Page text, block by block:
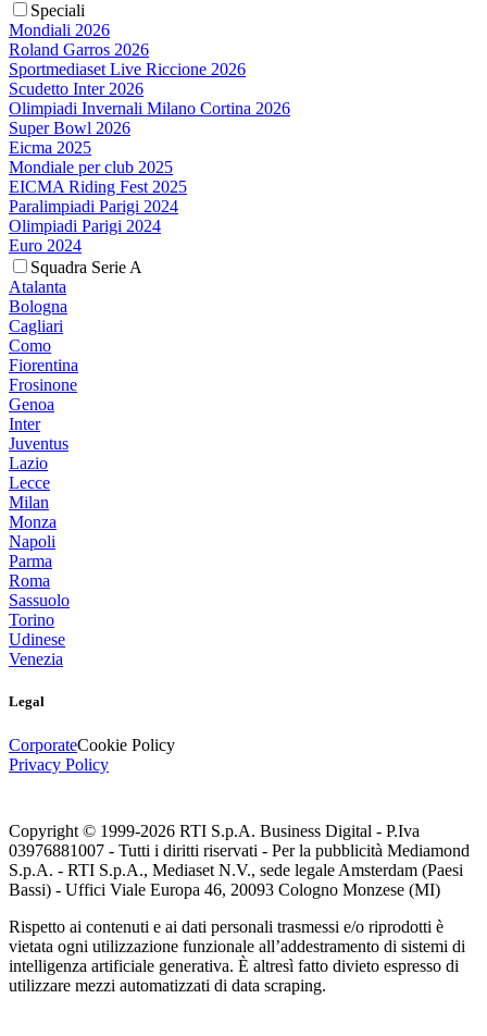
Speciali
Mondiali 2026
Roland Garros 2026
Sportmediaset Live Riccione 2026
Scudetto Inter 2026
Olimpiadi Invernali Milano Cortina 2026
Super Bowl 2026
Eicma 2025
Mondiale per club 2025
EICMA Riding Fest 2025
Paralimpiadi Parigi 2024
Olimpiadi Parigi 2024
Euro 2024
Squadra Serie A
Atalanta
Bologna
Cagliari
Como
Fiorentina
Frosinone
Genoa
Inter
Juventus
Lazio
Lecce
Milan
Monza
Napoli
Parma
Roma
Sassuolo
Torino
Udinese
Venezia
Legal
CorporateCookie Policy
Privacy Policy
Copyright © 1999-2026 RTI S.p.A. Business Digital - P.Iva
03976881007 - Tutti i diritti riservati - Per la pubblicità Mediamond
S.p.A. - RTI S.p.A., Mediaset N.V., sede legale Amsterdam (Paesi
Bassi) - Uffici Viale Europa 46, 20093 Cologno Monzese (MI)
Rispetto ai contenuti e ai dati personali trasmessi e/o riprodotti è
vietata ogni utilizzazione funzionale all’addestramento di sistemi di
intelligenza artificiale generativa. È altresì fatto divieto espresso di
utilizzare mezzi automatizzati di data scraping.